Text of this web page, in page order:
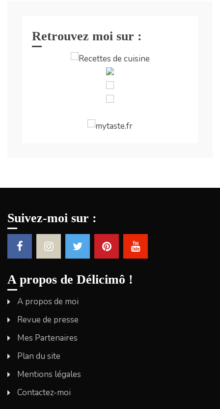
Retrouvez moi sur :
Suivez-moi sur :
A propos de Délicimô !
A propos de moi
Revue de presse
Mes Partenaires
Plan du site
Mentions légales
Contactez-moi